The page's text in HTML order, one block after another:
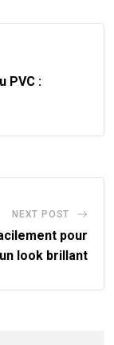
PVC :
NEXT POST
pour
un look brillant